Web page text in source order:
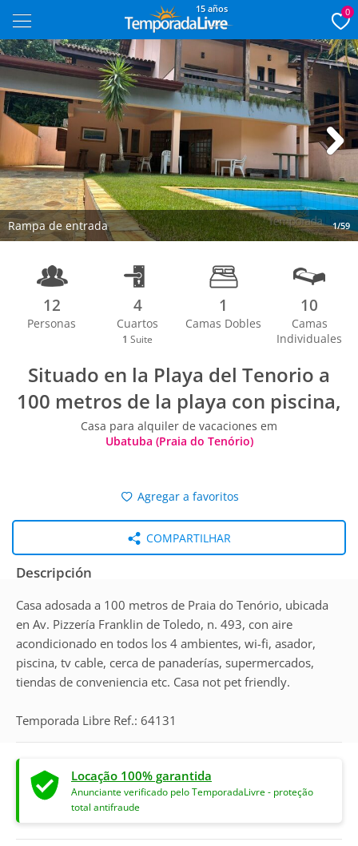
15 años 0
Rampa de entrada 1/59
Next
12
Personas
4
Cuartos
1 Suite
1
Camas Dobles
10
Camas
Individuales
Situado en la Playa del Tenorio a
100 metros de la playa con piscina,
Casa para alquiler de vacaciones em
Ubatuba (Praia do Tenório)
Agregar a favoritos
COMPARTILHAR
Descripción
Casa adosada a 100 metros de Praia do Tenório, ubicada
en Av. Pizzería Franklin de Toledo, n. 493, con aire
acondicionado en todos los 4 ambientes, wi-fi, asador,
piscina, tv cable, cerca de panaderías, supermercados,
tiendas de conveniencia etc. Casa not pet friendly.
Temporada Libre Ref.: 64131
Locação 100% garantida
Anunciante verificado pelo TemporadaLivre - proteção
total antifraude